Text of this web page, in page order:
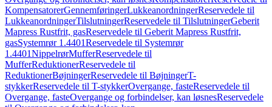
KompensatorerGennemføringerLukkeanordningerReservedele til
LukkeanordningerTilslutningerReservedele til TilslutningerGeberit
Mapress Rustfrit, gasReservedele til Geberit Mapress Rustfrit,
gasSystemrør 1.4401Reservedele til Systemrør
1.4401NippelrørMufferReservedele til
MufferReduktionerReservedele til
ReduktionerBøjningerReservedele til BøjningerT-
stykkerReservedele til T-stykkerOvergange, fasteReservedele til
Overgange, fasteOvergange og forbindelser, kan løsnesReservedele